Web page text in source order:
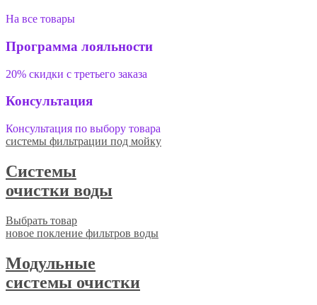
На все товары
Программа лояльности
20% скидки с третьего заказа
Консультация
Консультация по выбору товара
системы фильтрации под мойку
Системы
очистки воды
Выбрать товар
новое покление фильтров воды
Модульные
системы очистки